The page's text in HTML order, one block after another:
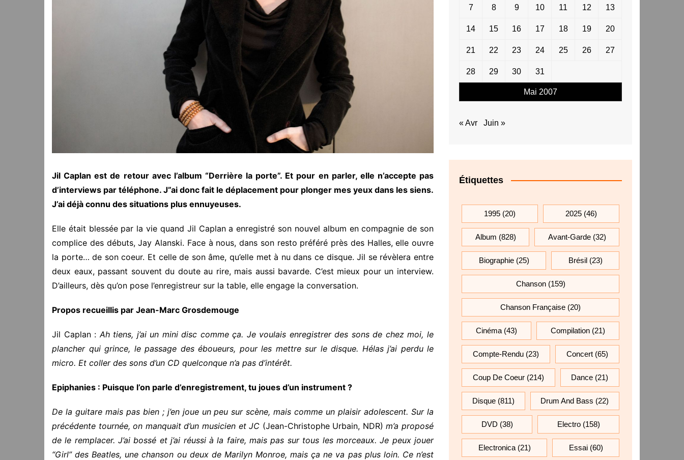
Jil Caplan est de retour avec l’album “Derrière la porte”. Et pour en parler, elle n’accepte pas
d’interviews par téléphone. J”ai donc fait le déplacement pour plonger mes yeux dans les siens.
J’ai déjà connu des situations plus ennuyeuses.
Elle était blessée par la vie quand Jil Caplan a enregistré son nouvel album en compagnie de son
complice des débuts, Jay Alanski. Face à nous, dans son resto préféré près des Halles, elle ouvre
la porte… de son coeur. Et celle de son âme, qu’elle met à nu dans ce disque. Jil se révèlera entre
deux eaux, passant souvent du doute au rire, mais aussi bavarde. C’est mieux pour un interview.
D’ailleurs, dès qu’on pose l’enregistreur sur la table, elle engage la conversation.
Propos recueillis par Jean-Marc Grosdemouge
Jil Caplan : Ah tiens, j’ai un mini disc comme ça. Je voulais enregistrer des sons de chez moi, le
plancher qui grince, le passage des éboueurs, pour les mettre sur le disque. Hélas j’ai perdu le
micro. Et coller des sons d’un CD quelconque n’a pas d’intérêt.
Epiphanies : Puisque l’on parle d’enregistrement, tu joues d’un instrument ?
De la guitare mais pas bien ; j’en joue un peu sur scène, mais comme un plaisir adolescent. Sur la
précédente tournée, on manquait d’un musicien et JC (Jean-Christophe Urbain, NDR) m’a proposé
de le remplacer. J’ai bossé et j’ai réussi à la faire, mais pas sur tous les morceaux. Je peux jouer
“Girl” des Beatles, une chanson ou deux de Marilyn Monroe, mais ça ne va pas plus loin. Ce n’est
Mai 2007
7 8 9 10 11 12 13
14 15 16 17 18 19 20
21 22 23 24 25 26 27
28 29 30 31
« Avr Juin »
Étiquettes
1995 (20) 2025 (46)
Album (828) Avant-Garde(32)
Biographie(25) Brésil(23)
Chanson(159)
Chanson Française (20)
Cinéma (43) Compilation (21)
Compte-Rendu (23) Concert (65)
Coup De Coeur(214) Dance (21)
Disque(811) Drum And Bass (22)
DVD (38) Electro(158)
Electronica(21) Essai(60)